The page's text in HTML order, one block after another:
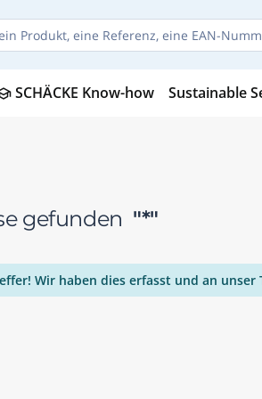
SCHÄCKE Know-how Sustainable
gefunden "*"
Wir haben dies erfasst und an